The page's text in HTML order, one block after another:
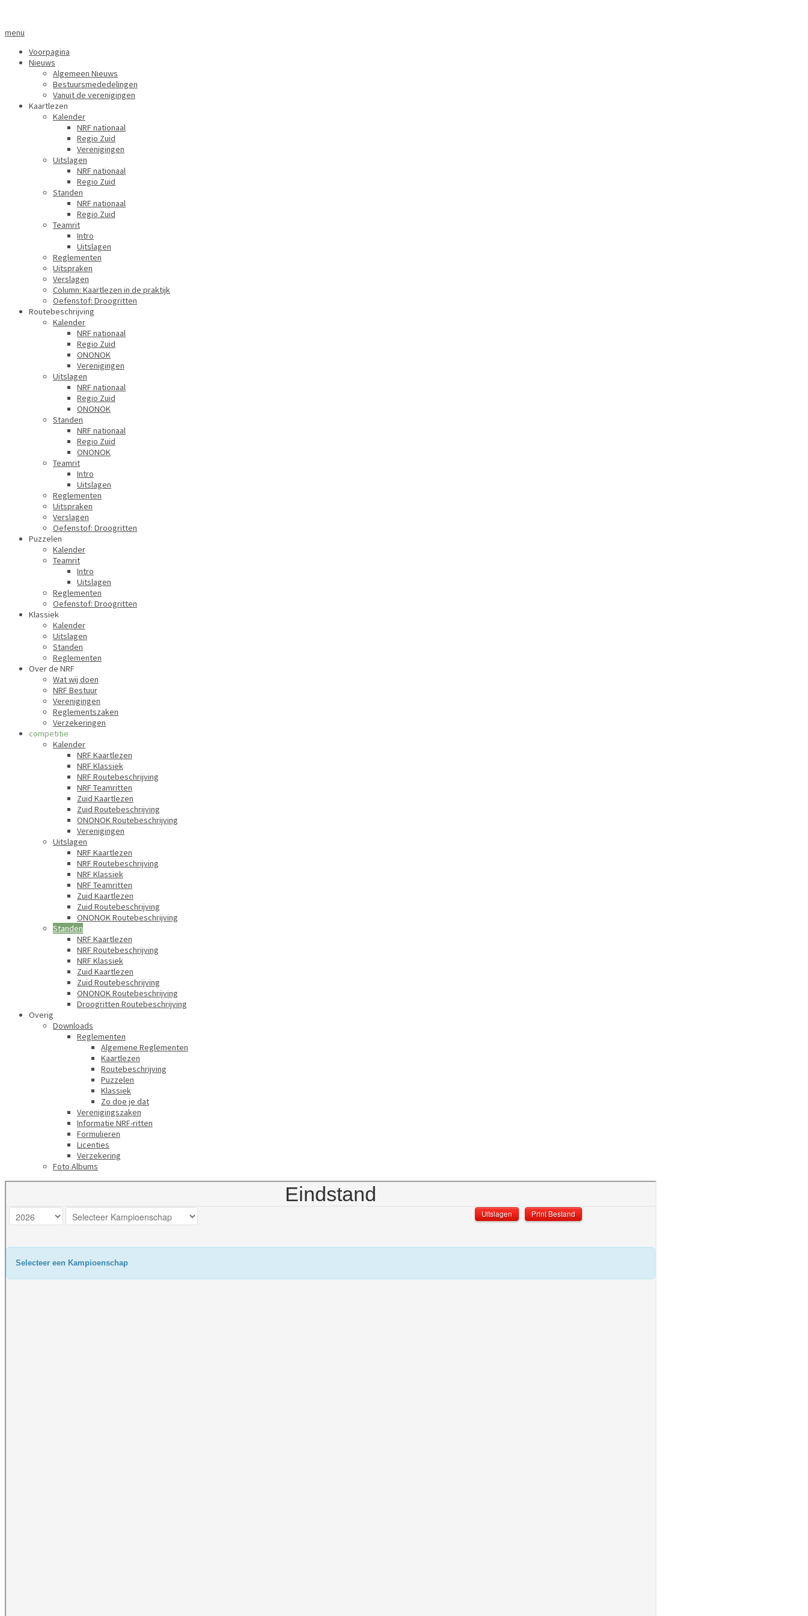
menu
Voorpagina
Nieuws
Algemeen Nieuws
Bestuursmededelingen
Vanuit de verenigingen
Kaartlezen
Kalender
NRF nationaal
Regio Zuid
Verenigingen
Uitslagen
NRF nationaal
Regio Zuid
Standen
NRF nationaal
Regio Zuid
Teamrit
Intro
Uitslagen
Reglementen
Uitspraken
Verslagen
Column: Kaartlezen in de praktijk
Oefenstof: Droogritten
Routebeschrijving
Kalender
NRF nationaal
Regio Zuid
ONONOK
Verenigingen
Uitslagen
NRF nationaal
Regio Zuid
ONONOK
Standen
NRF nationaal
Regio Zuid
ONONOK
Teamrit
Intro
Uitslagen
Reglementen
Uitspraken
Verslagen
Oefenstof: Droogritten
Puzzelen
Kalender
Teamrit
Intro
Uitslagen
Reglementen
Oefenstof: Droogritten
Klassiek
Kalender
Uitslagen
Standen
Reglementen
Over de NRF
Wat wij doen
NRF Bestuur
Verenigingen
Reglementszaken
Verzekeringen
competitie
Kalender
NRF Kaartlezen
NRF Klassiek
NRF Routebeschrijving
NRF Teamritten
Zuid Kaartlezen
Zuid Routebeschrijving
ONONOK Routebeschrijving
Verenigingen
Uitslagen
NRF Kaartlezen
NRF Routebeschrijving
NRF Klassiek
NRF Teamritten
Zuid Kaartlezen
Zuid Routebeschrijving
ONONOK Routebeschrijving
Standen
NRF Kaartlezen
NRF Routebeschrijving
NRF Klassiek
Zuid Kaartlezen
Zuid Routebeschrijving
ONONOK Routebeschrijving
Droogritten Routebeschrijving
Overig
Downloads
Reglementen
Algemene Reglementen
Kaartlezen
Routebeschrijving
Puzzelen
Klassiek
Zo doe je dat
Verenigingszaken
Informatie NRF-ritten
Formulieren
Licenties
Verzekering
Foto Albums